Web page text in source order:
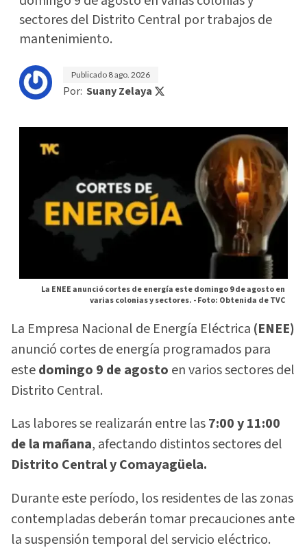
sectores del Distrito Central por trabajos de
mantenimiento.
Publicado 8 ago. 2026
Por: Suany Zelaya
La ENEE anunció cortes de energía este domingo 9 de agosto en
varias colonias y sectores. -Foto: Obtenida de TVC
La Empresa Nacional de Energía Eléctrica (ENEE)
anunció cortes de energía programados para
estedomingo 9 de agosto en varios sectores del
Distrito Central.
Las labores se realizarán entre las7:00 y 11:00
de la mañana, afectando distintos sectores del
Distrito Central y Comayagüela.
Durante este período, los residentes de las zonas
contempladas deberán tomar precauciones ante
la suspensión temporal del servicio eléctrico.